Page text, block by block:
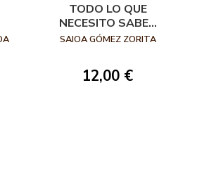
TODO LO QUE
NECESITO SABER
SOBRE LA
SAIOA GÓMEZ ZORITA
12,00 €